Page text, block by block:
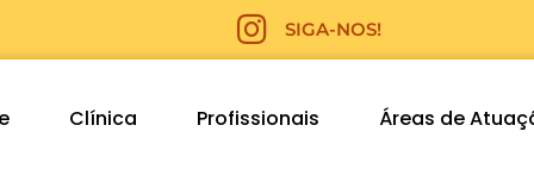
SIGA-NOS!
Clínica Profissionais Áreas de